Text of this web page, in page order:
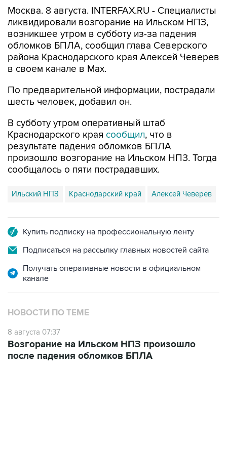
Москва. 8 августа. INTERFAX.RU - Специалисты
ликвидировали возгорание на Ильском НПЗ,
возникшее утром в субботу из-за падения
обломков БПЛА, сообщил глава Северского
района Краснодарского края Алексей Чеверев
в своем канале в Max.
По предварительной информации, пострадали
шесть человек, добавил он.
В субботу утром оперативный штаб
Краснодарского края сообщил, что в
результате падения обломков БПЛА
произошло возгорание на Ильском НПЗ. Тогда
сообщалось о пяти пострадавших.
Ильский НПЗ Краснодарский край Алексей Чеверев
Купить подписку на профессиональную ленту
Подписаться на рассылку главных новостей сайта
Получать оперативные новости в официальном
канале
НОВОСТИ ПО ТЕМЕ
8 августа 07:37
Возгорание на Ильском НПЗ произошло
после падения обломков БПЛА